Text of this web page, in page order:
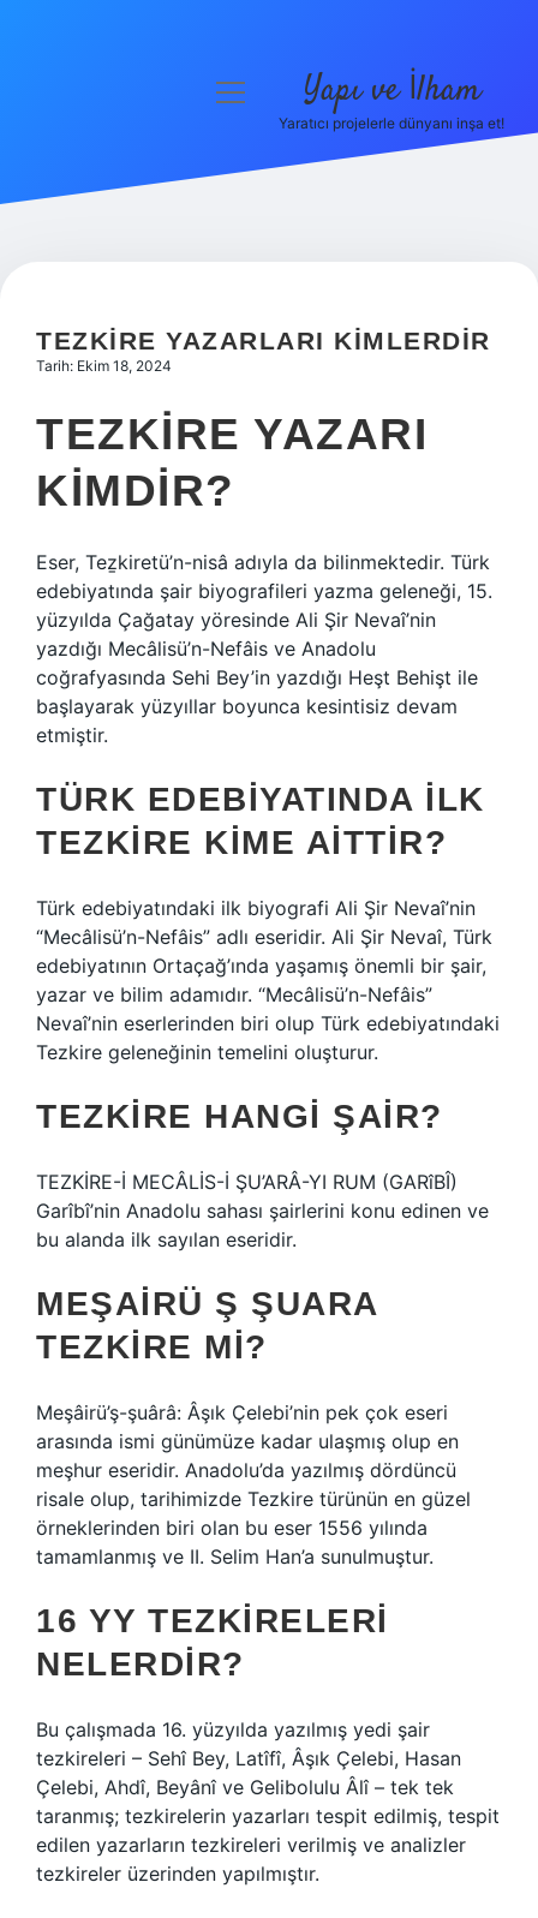
Hakkımızda
menüyü
Yapı ve İlham
Yaratıcı projelerle dünyanı inşa et!
TEZKIRE YAZARLARI KIMLERDIR
Tarih: Ekim 18, 2024
TEZKIRE YAZARI
KIMDIR?
Eser, Teẕkiretü’n-nisâ adıyla da bilinmektedir. Türk
edebiyatında şair biyografileri yazma geleneği, 15.
yüzyılda Çağatay yöresinde Ali Şir Nevaî’nin
yazdığı Mecâlisü’n-Nefâis ve Anadolu
coğrafyasında Sehi Bey’in yazdığı Heşt Behişt ile
başlayarak yüzyıllar boyunca kesintisiz devam
etmiştir.
TÜRK EDEBIYATINDA ILK
TEZKIRE KIME AITTIR?
Türk edebiyatındaki ilk biyografi Ali Şir Nevaî’nin
“Mecâlisü’n-Nefâis” adlı eseridir. Ali Şir Nevaî, Türk
edebiyatının Ortaçağ’ında yaşamış önemli bir şair,
yazar ve bilim adamıdır. “Mecâlisü’n-Nefâis”
Nevaî’nin eserlerinden biri olup Türk edebiyatındaki
Tezkire geleneğinin temelini oluşturur.
TEZKIRE HANGI ŞAIR?
TEZKİRE-İ MECÂLİS-İ ŞU’ARÂ-YI RUM (GARîBÎ)
Garîbî’nin Anadolu sahası şairlerini konu edinen ve
bu alanda ilk sayılan eseridir.
MEŞAIRÜ Ş ŞUARA
TEZKIRE MI?
Meşâirü’ş-şuârâ: Âşık Çelebi’nin pek çok eseri
arasında ismi günümüze kadar ulaşmış olup en
meşhur eseridir. Anadolu’da yazılmış dördüncü
risale olup, tarihimizde Tezkire türünün en güzel
örneklerinden biri olan bu eser 1556 yılında
tamamlanmış ve II. Selim Han’a sunulmuştur.
16 YY TEZKIRELERI
NELERDIR?
Bu çalışmada 16. yüzyılda yazılmış yedi şair
tezkireleri – Sehî Bey, Latîfî, Âşık Çelebi, Hasan
Çelebi, Ahdî, Beyânî ve Gelibolulu Âlî – tek tek
taranmış; tezkirelerin yazarları tespit edilmiş, tespit
edilen yazarların tezkireleri verilmiş ve analizler
tezkireler üzerinden yapılmıştır.